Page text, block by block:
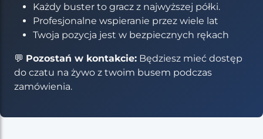
Każdy buster to gracz z najwyższej półki.
Profesjonalne wspieranie przez wiele lat
Twoja pozycja jest w bezpiecznych rękach
💬 Pozostań w kontakcie: Będziesz mieć dostęp
do czatu na żywo z twoim busem podczas
zamówienia.